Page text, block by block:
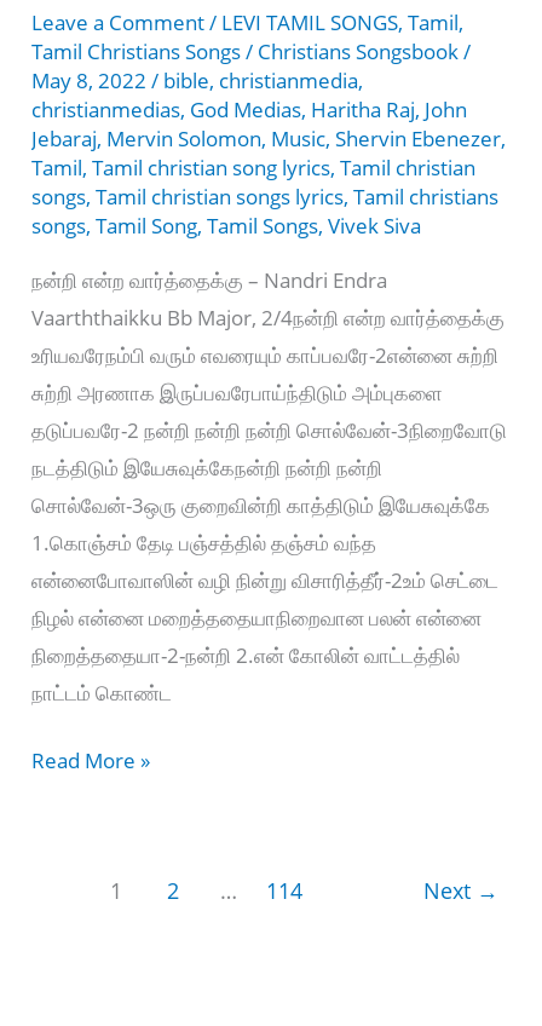
Leave a Comment/ LEVI TAMIL SONGS,Tamil,
Tamil Christians Songs/ Christians Songsbook/
May 8, 2022/ bible, christianmedia,
christianmedias, God Medias, Haritha Raj, John
Jebaraj, Mervin Solomon, Music,Shervin Ebenezer,
Tamil,Tamil christian song lyrics,Tamil christian
songs,Tamil christian songs lyrics,Tamil christians
songs,Tamil Song,Tamil Songs,Vivek Siva
நன்றி என்ற வார்த்தைக்கு – Nandri Endra
Vaarththaikku Bb Major, 2/4நன்றி என்ற வார்த்தைக்கு
உரியவரேநம்பி வரும் எவரையும் காப்பவரே-2என்னை சுற்றி
சுற்றி அரணாக இருப்பவரேபாய்ந்திடும் அம்புகளை
தடுப்பவரே-2 நன்றி நன்றி நன்றி சொல்வேன்-3நிறைவோடு
நடத்திடும் இயேசுவுக்கேநன்றி நன்றி நன்றி
சொல்வேன்-3ஒரு குறைவின்றி காத்திடும் இயேசுவுக்கே
1.கொஞ்சம் தேடி பஞ்சத்தில் தஞ்சம் வந்த
என்னைபோவாஸின் வழி நின்று விசாரித்தீர்-2உம் செட்டை
நிழல் என்னை மறைத்ததையாநிறைவான பலன் என்னை
நிறைத்ததையா-2-நன்றி 2.என் கோலின் வாட்டத்தில்
நாட்டம் கொண்ட
நன்றி
Read More »
1 2 … 114 Next →